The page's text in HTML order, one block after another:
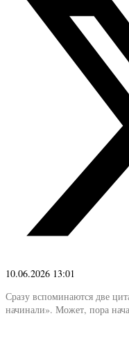
10.06.2026 13:01
Сразу вспоминаются две
начинали». Может, пора